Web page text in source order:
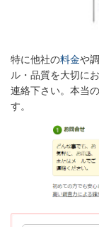
特に他社の料金や
ル・品質を大切に
連絡下さい。本当
す。